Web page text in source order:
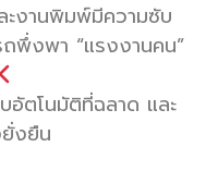
งานพิมพ์มีความซับ
พึ่งพา “แรงงานคน”
ตโนมัติที่ฉลาด และ
งยืน